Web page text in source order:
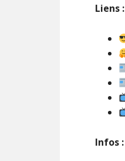
Liens :
Infos :